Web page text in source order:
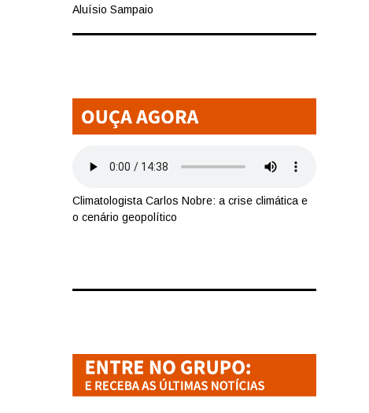
Aluísio Sampaio
Climatologista Carlos Nobre: a crise climática e
o cenário geopolítico